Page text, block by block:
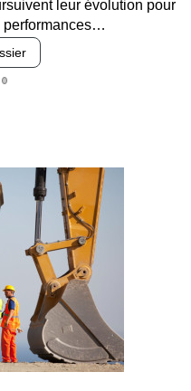
des accès, durabilité des
intégration…